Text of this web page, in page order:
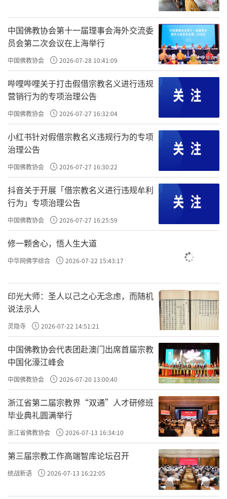
，没觉得情绪就是业力，没
觉得情绪就是原罪；觉得自己是一个助人为乐的、待
人向上的，只是偶尔嫉妒、只是抱怨、只是不开心，
难道自己不开心还不行吗？这个不开心、这个嫉妒、
这个抱怨……就是过恶，这就是心粗眼翳。
然人之过恶深重者，亦有效验 过恶深重的人，
也有一些情况会反应出来。 或心神昏塞，转头即忘
，
就是头脑不清醒，说什么转眼就忘了，这种人就比较
笨、愚痴，这就是
或无事而常
，每天不开心，不知道为什么活着，人生好像没
有意义，活着好像没有乐趣，这都是过恶猬集。
或见君子而赧然相沮
，见到良知光明的人，会害
羞、会不好意思、会沮丧。小人虽然在别人看不见的
藏起来，也会不好意思，也会怕别人看破见不得光的
或闻正论而不乐，比如今天来听课，听不进去正
法。比如讲《论语》、《传习录》、《道德经》等究
竟法，他不听，这就是
，就是被遮蔽的太严
重了，根本没这个福报去听。
或施惠而人反怨
，这有意思了，你帮别人，别人
还对你不感恩。好多这样的乡愿，去帮助别人，牺牲
自己，讨好别人，结果别人还不感恩。没有得到他觉
得应该得到的尊重，这就是
。
或夜梦颠倒；甚则妄言失志
，常做噩梦，或者说
话前言不搭后语；说的话，自己有时候自己都后
中国佛教协会第十一届理事会海外交流委
员会第二次会议在上海举行
中国佛教协会 2026-07-28 10:41:09
哔哩哔哩关于打击假借宗教名义进行违规
营销行为的专项治理公告
中国佛教协会 2026-07-27 16:32:04
小红书针对假借宗教名义违规行为的专项
治理公告
中国佛教协会 2026-07-27 16:30:22
抖音关于开展「借宗教名义进行违规牟利
行为」专项治理公告
中国佛教协会 2026-07-27 16:25:59
修一颗舍心，悟人生大道
中华网佛学综合 2026-07-22 15:43:17
印光大师：圣人以己之心无念虑，而随机
说法示人
灵隐寺 2026-07-22 14:51:21
中国佛教协会代表团赴澳门出席首届宗教
中国化濠江峰会
中国佛教协会 2026-07-20 13:00:40
浙江省第二届宗教界“双通”人才研修班
毕业典礼圆满举行
浙江省佛教协会 2026-07-13 16:34:10
第三届宗教工作高端智库论坛召开
统战新语 2026-07-13 16:22:05